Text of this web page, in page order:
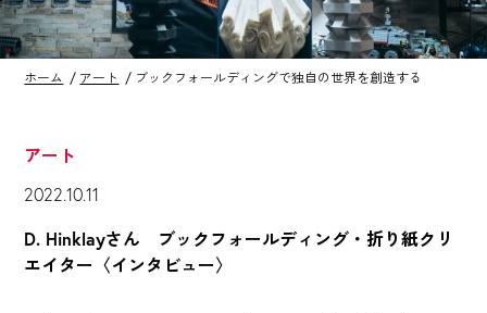
ホーム アート ブックフォールディングで独自の世界を創造する
アート
2022.10.11
D. Hinklayさん ブックフォールディング・折り紙クリ
エイター〈インタビュー〉